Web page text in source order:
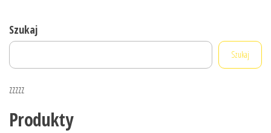
Szukaj
Szukaj
zzzzz
Produkty